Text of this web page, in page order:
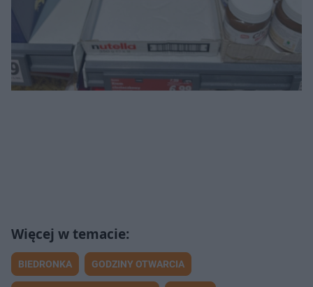
BIEDRONKA GODZINY OTWARCIA